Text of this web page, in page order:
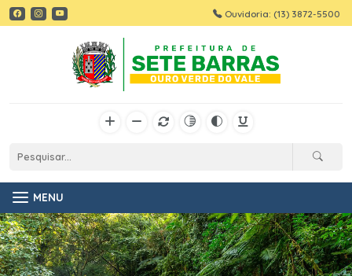
Ouvidoria: (13) 3872-5500
MENU